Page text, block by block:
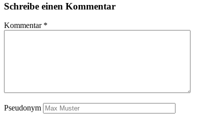
Schreibe einen Kommentar
Kommentar *
Pseudonym